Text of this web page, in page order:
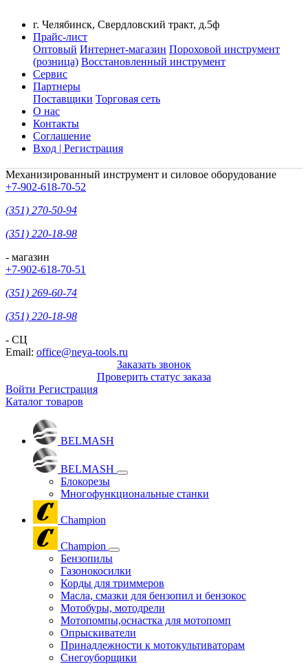
г. Челябинск, Свердловский тракт, д.5ф
Прайс-лист
Оптовый Интернет-магазин Пороховой инструмент
(розница) Восстановленный инструмент
Сервис
Партнеры
Поставщики Торговая сеть
О нас
Контакты
Соглашение
Вход | Регистрация
Механизированный инструмент и силовое оборудование
+7-902-618-70-52
(351) 270-50-94
(351) 220-18-98
- магазин
+7-902-618-70-51
(351) 269-60-74
(351) 220-18-98
- СЦ
Email: office@neya-tools.ru
Заказать звонок
Проверить статус заказа
Войти Регистрация
Каталог товаров
BELMASH
BELMASH
Блокорезы
Многофункциональные станки
Champion
Champion
Бензопилы
Газонокосилки
Корды для триммеров
Масла, смазки для бензопил и бензокос
Мотобуры, мотодрели
Мотопомпы,оснастка для мотопомп
Опрыскиватели
Принадлежности к мотокультиваторам
Снегоуборщики